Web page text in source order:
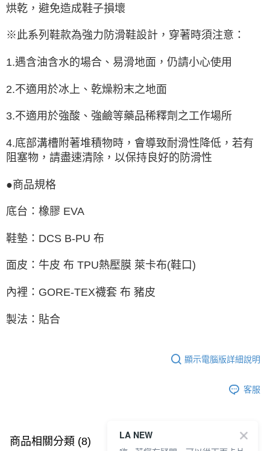
烘乾，避免造成鞋子損壞
※此系列鞋款為強力防滑鞋設計，穿著時須注意：
1.遇含油含水的場合、易滑地面，仍請小心使用
2.不適用於冰上、乾燥粉末之地面
3.不適用於強酸、強鹼等藥品稀釋劑之工作場所
4.底部溝槽附著堆積物時，會導致耐滑性降低，若有
阻塞物，請盡速清除，以保持良好的防滑性
●商品規格
底台：橡膠 EVA
鞋墊：DCS B-PU 布
面皮：牛皮 布 TPU熱壓膜 萊卡布(鞋口)
內裡：GORE-TEX襪套 布 豬皮
製法：貼合
顯示電腦版詳細說明
客服
商品相關分類 (8) 查看全部
LA NEW